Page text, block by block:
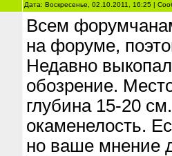
Дата: Воскресенье, 02.10.2011, 16:25 |
Всем
на форуме,
Недавно
обозрение.
глубина 15-20
окаменелость.
но ваше мнение